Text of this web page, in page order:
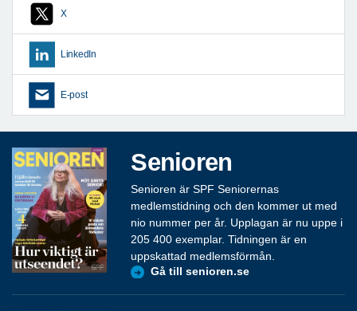
X
LinkedIn
E-post
Senioren
Senioren är SPF Seniorernas
medlemstidning och den kommer ut med
nio nummer per år. Upplagan är nu uppe i
205 400 exemplar. Tidningen är en
uppskattad medlemsförmån.
Gå till senioren.se